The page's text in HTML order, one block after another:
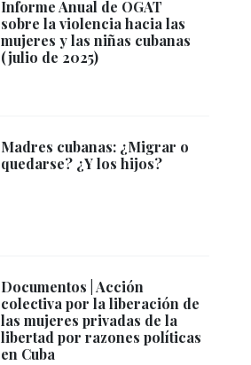
Informe Anual de OGAT
sobre la violencia hacia las
mujeres y las niñas cubanas
(julio de 2025)
Madres cubanas: ¿Migrar o
quedarse? ¿Y los hijos?
Documentos | Acción
colectiva por la liberación de
las mujeres privadas de la
libertad por razones políticas
en Cuba